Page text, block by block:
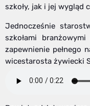
szkoły, jak i jej wygląd
Jednocześnie
szkołami
zapewnienie pełnego
wicestarosta żywiecki